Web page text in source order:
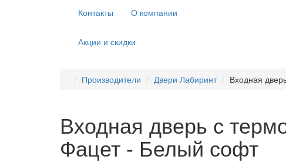
Контакты О компании
Акции и скидки
Производители Двери Лабиринт Входная
Входная дверь с
Фацет - Белый софт